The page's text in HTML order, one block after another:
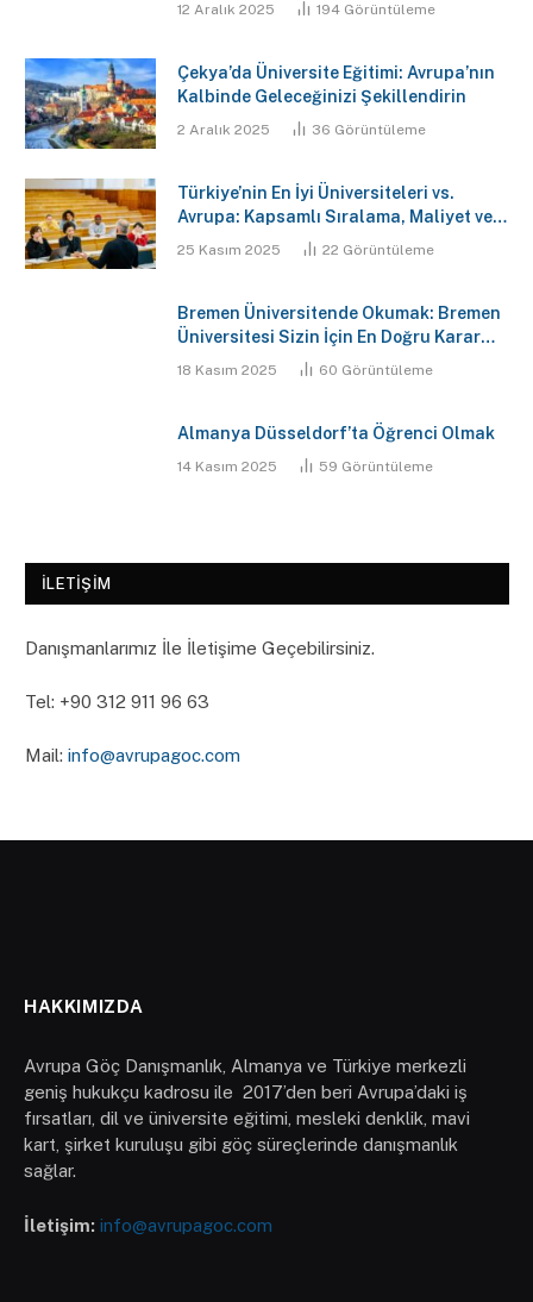
12 Aralık 2025 194 Görüntüleme
Çekya’da Üniversite Eğitimi: Avrupa’nın
Kalbinde Geleceğinizi Şekillendirin
2 Aralık 2025 36 Görüntüleme
Türkiye’nin En İyi Üniversiteleri vs.
Avrupa: Kapsamlı Sıralama, Maliyet ve
Gelecek Analizi Raporu
25 Kasım 2025 22 Görüntüleme
Bremen Üniversitende Okumak: Bremen
Üniversitesi Sizin İçin En Doğru Karar
Mı?
18 Kasım 2025 60 Görüntüleme
Almanya Düsseldorf’ta Öğrenci Olmak
14 Kasım 2025 59 Görüntüleme
İLETIŞIM
Danışmanlarımız İle İletişime Geçebilirsiniz.
Tel: ‪+90 312 911 96 63‬
Mail: info@avrupagoc.com
HAKKIMIZDA
Avrupa Göç Danışmanlık, Almanya ve Türkiye merkezli
geniş hukukçu kadrosu ile 2017’den beri Avrupa’daki iş
fırsatları, dil ve üniversite eğitimi, mesleki denklik, mavi
kart, şirket kuruluşu gibi göç süreçlerinde danışmanlık
sağlar.
İletişim: info@avrupagoc.com